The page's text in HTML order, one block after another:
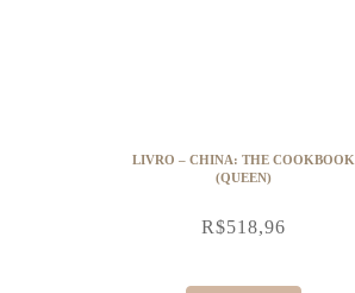
LIVRO – CHINA: THE COOKBOOK
(QUEEN)
R$518,96